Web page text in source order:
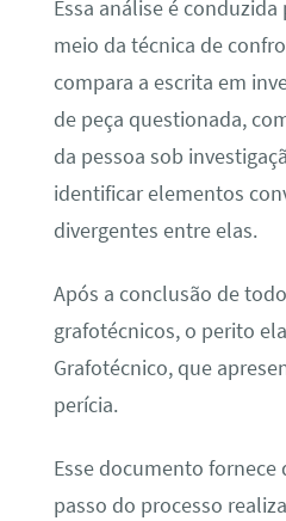
Essa análise é
meio da técnica de
compara a escrita em
de peça questionada,
da pessoa sob
identificar elementos
divergentes entre elas.
Após a conclusão de
grafotécnicos, o perito
Grafotécnico, que
perícia.
Esse documento fornece
passo do processo